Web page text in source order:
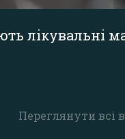
Переглянути всі
лікувальні